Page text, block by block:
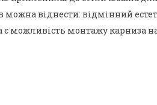
віднести: відмінний
можливість монтажу карниза